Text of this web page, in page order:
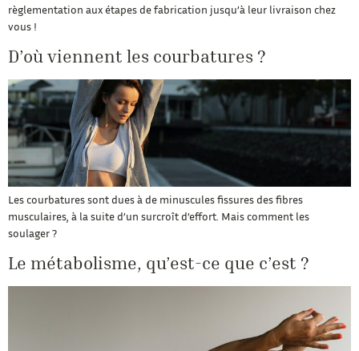
règlementation aux étapes de fabrication jusqu’à leur livraison chez
vous !
D’où viennent les courbatures ?
Les courbatures sont dues à de minuscules fissures des fibres
musculaires, à la suite d’un surcroît d’effort. Mais comment les
soulager ?
Le métabolisme, qu’est-ce que c’est ?